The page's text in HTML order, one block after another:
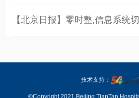
【北京日报】零时整,信息系统
技术支持：
©Copyright 2021 Beijing TianTan